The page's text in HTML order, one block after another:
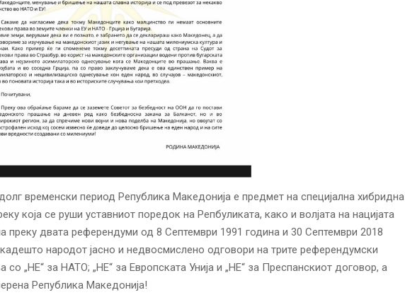
временски период Република Македонија е предмет на специјална хибридна
која се руши уставниот поредок на Репбуликата, како и волјата на нацијата
преку двата референдуми од 8 Септември 1991 година и 30 Септември 2018
народот јасно и недвосмислено одговори на трите референдумски
со „НЕ“ за НАТО; „НЕ“ за Европската Унија и „НЕ“ за Преспанскиот договор, а
Република Македонија!